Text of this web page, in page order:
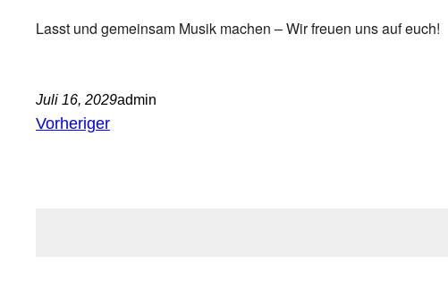
Lasst und gemeinsam Musik machen – Wir freuen uns auf euch!
Juli 16, 2029admin
Vorheriger